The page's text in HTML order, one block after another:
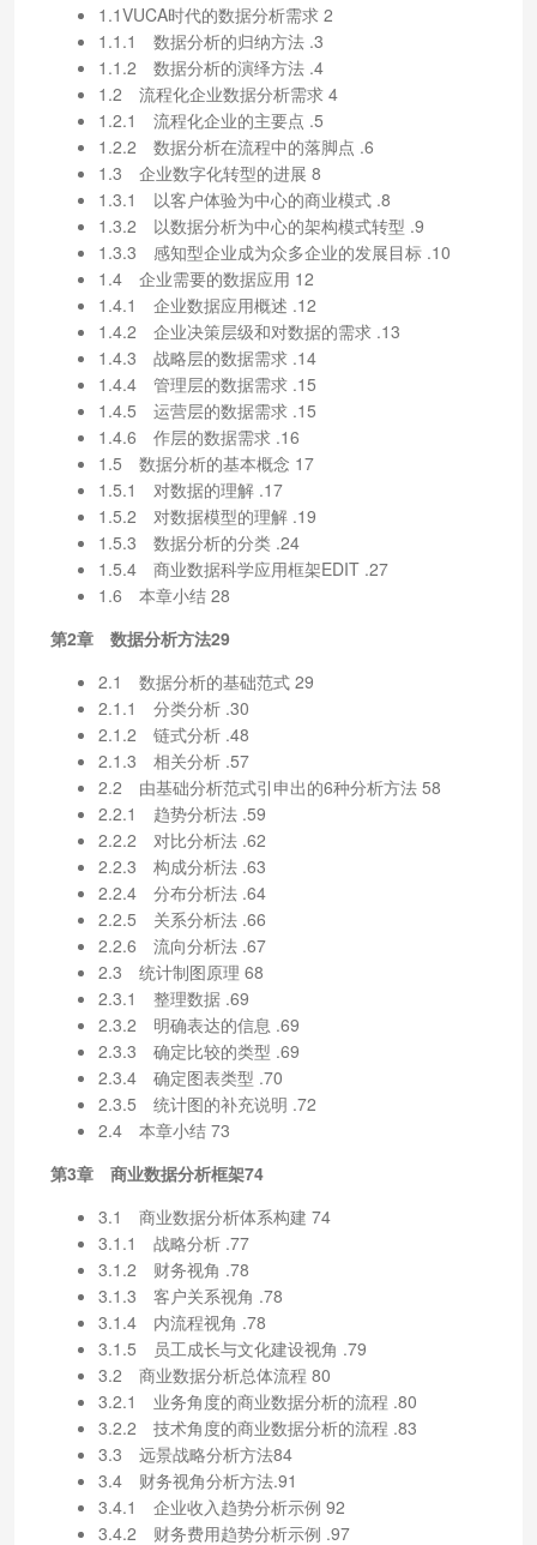
1.1VUCA时代的数据分析需求 2
1.1.1 数据分析的归纳方法 .3
1.1.2 数据分析的演绎方法 .4
1.2 流程化企业数据分析需求 4
1.2.1 流程化企业的主要点 .5
1.2.2 数据分析在流程中的落脚点 .6
1.3 企业数字化转型的进展 8
1.3.1 以客户体验为中心的商业模式 .8
1.3.2 以数据分析为中心的架构模式转型 .9
1.3.3 感知型企业成为众多企业的发展目标 .10
1.4 企业需要的数据应用 12
1.4.1 企业数据应用概述 .12
1.4.2 企业决策层级和对数据的需求 .13
1.4.3 战略层的数据需求 .14
1.4.4 管理层的数据需求 .15
1.4.5 运营层的数据需求 .15
1.4.6 作层的数据需求 .16
1.5 数据分析的基本概念 17
1.5.1 对数据的理解 .17
1.5.2 对数据模型的理解 .19
1.5.3 数据分析的分类 .24
1.5.4 商业数据科学应用框架EDIT .27
1.6 本章小结 28
第2章 数据分析方法29
2.1 数据分析的基础范式 29
2.1.1 分类分析 .30
2.1.2 链式分析 .48
2.1.3 相关分析 .57
2.2 由基础分析范式引申出的6种分析方法 58
2.2.1 趋势分析法 .59
2.2.2 对比分析法 .62
2.2.3 构成分析法 .63
2.2.4 分布分析法 .64
2.2.5 关系分析法 .66
2.2.6 流向分析法 .67
2.3 统计制图原理 68
2.3.1 整理数据 .69
2.3.2 明确表达的信息 .69
2.3.3 确定比较的类型 .69
2.3.4 确定图表类型 .70
2.3.5 统计图的补充说明 .72
2.4 本章小结 73
第3章 商业数据分析框架74
3.1 商业数据分析体系构建 74
3.1.1 战略分析 .77
3.1.2 财务视角 .78
3.1.3 客户关系视角 .78
3.1.4 内流程视角 .78
3.1.5 员工成长与文化建设视角 .79
3.2 商业数据分析总体流程 80
3.2.1 业务角度的商业数据分析的流程 .80
3.2.2 技术角度的商业数据分析的流程 .83
3.3 远景战略分析方法84
3.4 财务视角分析方法.91
3.4.1 企业收入趋势分析示例 92
3.4.2 财务费用趋势分析示例 .97